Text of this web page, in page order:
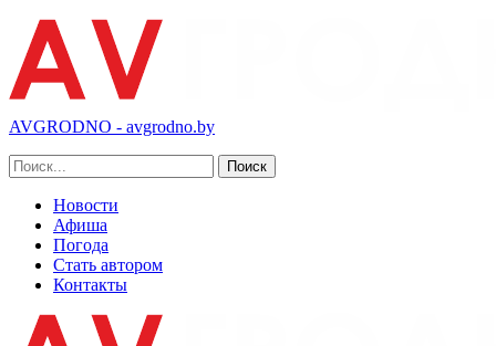
AVGRODNO - avgrodno.by
Новости
Афиша
Погода
Стать автором
Контакты